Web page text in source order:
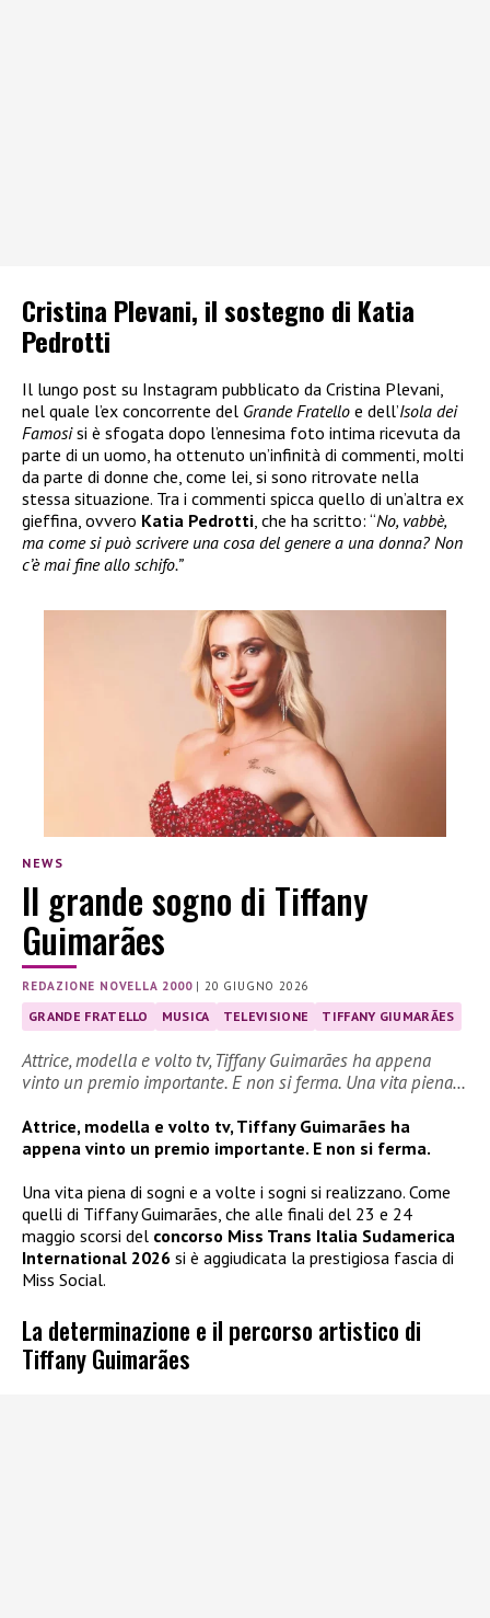
Cristina Plevani, il sostegno di Katia
Pedrotti
Il lungo post su Instagram pubblicato da Cristina Plevani,
nel quale l’ex concorrente del Grande Fratello e dell’Isola dei
Famosisi è sfogata dopo l’ennesima foto intima ricevuta da
parte di un uomo, ha ottenuto un’infinità di commenti, molti
da parte di donne che, come lei, si sono ritrovate nella
stessa situazione. Tra i commenti spicca quello di un’altra ex
gieffina, ovvero Katia Pedrotti, che ha scritto: “No, vabbè,
ma come si può scrivere una cosa del genere a una donna? Non
c’è mai fine allo schifo.”
NEWS
Il grande sogno di Tiffany
Guimarães
REDAZIONE NOVELLA 2000|20 GIUGNO 2026
GRANDE FRATELLO MUSICA TELEVISIONE TIFFANY GIUMARÃES
Attrice, modella e volto tv, Tiffany Guimarães ha appena
vinto un premio importante. E non si ferma. Una vita piena…
Attrice, modella e volto tv, Tiffany Guimarães ha
appena vinto un premio importante. E non si ferma.
Una vita piena di sogni e a volte i sogni si realizzano. Come
quelli di Tiffany Guimarães, che alle finali del 23 e 24
maggio scorsi del concorso Miss Trans Italia Sudamerica
International 2026 si è aggiudicata la prestigiosa fascia di
Miss Social.
La determinazione e il percorso artistico di
Tiffany Guimarães